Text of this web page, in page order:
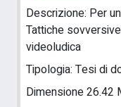
Descrizione: Per
Tattiche
videoludica
Tipologia: Tesi di
Dimensione 26.42